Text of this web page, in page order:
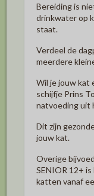
Bereiding is
drinkwater op
staat.
Verdeel de
meerdere
Wil je jouw kat
schijfje Prins
natvoeding uit
Dit zijn
jouw kat.
Overige
SENIOR 12+
katten vanaf